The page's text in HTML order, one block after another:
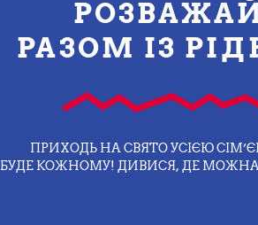
РАЗОМ ІЗ
ПРИХОДЬ НА СВЯТО УСІЄЮ
БУДЕ КОЖНОМУ! ДИВИСЯ, ДЕ МОЖНА